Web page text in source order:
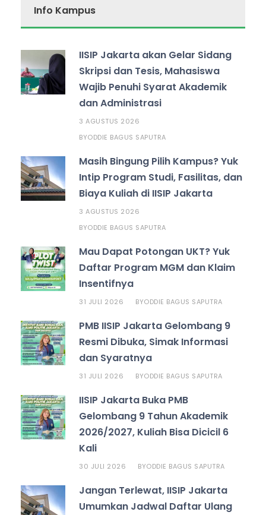
Info Kampus
IISIP Jakarta akan Gelar Sidang
Skripsi dan Tesis, Mahasiswa
Wajib Penuhi Syarat Akademik
dan Administrasi
3 AGUSTUS 2026
BYODDIE BAGUS SAPUTRA
Masih Bingung Pilih Kampus? Yuk
Intip Program Studi, Fasilitas, dan
Biaya Kuliah di IISIP Jakarta
3 AGUSTUS 2026
BYODDIE BAGUS SAPUTRA
Mau Dapat Potongan UKT? Yuk
Daftar Program MGM dan Klaim
Insentifnya
31 JULI 2026 BYODDIE BAGUS SAPUTRA
PMB IISIP Jakarta Gelombang 9
Resmi Dibuka, Simak Informasi
dan Syaratnya
31 JULI 2026 BYODDIE BAGUS SAPUTRA
IISIP Jakarta Buka PMB
Gelombang 9 Tahun Akademik
2026/2027, Kuliah Bisa Dicicil 6
Kali
30 JULI 2026 BYODDIE BAGUS SAPUTRA
Jangan Terlewat, IISIP Jakarta
Umumkan Jadwal Daftar Ulang